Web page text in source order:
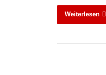
Weiterlesen